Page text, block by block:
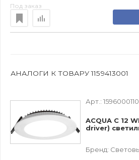
Под заказ
АНАЛОГИ К ТОВАРУ 1159413001
Арт.: 1596000110
ACQUA C 12
driver)
Бренд: